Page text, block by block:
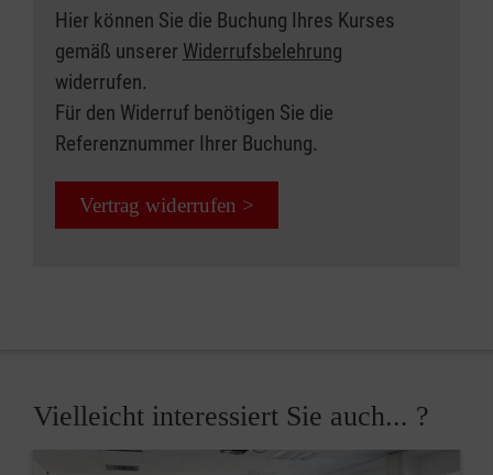
Hier können Sie die Buchung Ihres Kurses
gemäß unserer Widerrufsbelehrung
widerrufen.
Für den Widerruf benötigen Sie die
Referenznummer Ihrer Buchung.
Vertrag widerrufen >
Vielleicht interessiert Sie auch... ?